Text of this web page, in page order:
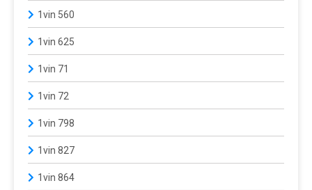
1vin 560
1vin 625
1vin 71
1vin 72
1vin 798
1vin 827
1vin 864